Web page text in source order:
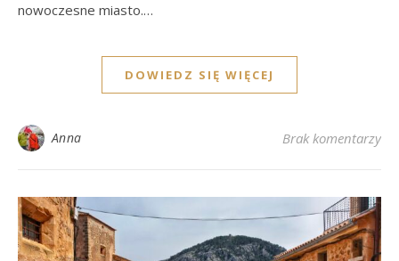
nowoczesne miasto.…
DOWIEDZ SIĘ WIĘCEJ
Anna Brak komentarzy